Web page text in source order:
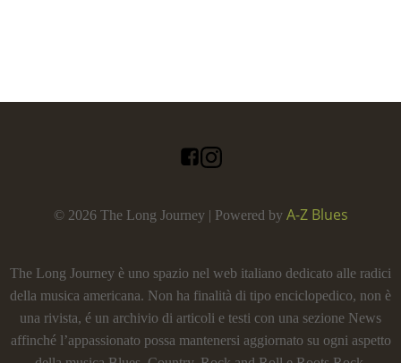
© 2026 The Long Journey | Powered by A-Z Blues
The Long Journey è uno spazio nel web italiano dedicato alle radici
della musica americana. Non ha finalità di tipo enciclopedico, non è
una rivista, é un archivio di articoli e testi con una sezione News
affinché l’appassionato possa mantenersi aggiornato su ogni aspetto